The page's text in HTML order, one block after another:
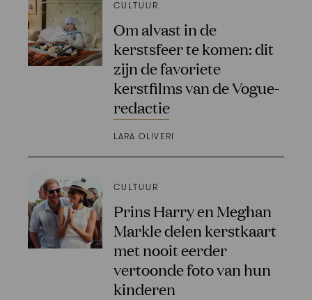
CULTUUR
Om alvast in de
kerstsfeer te komen: dit
zijn de favoriete
kerstfilms van de Vogue-
redactie
LARA OLIVERI
CULTUUR
Prins Harry en Meghan
Markle delen kerstkaart
met nooit eerder
vertoonde foto van hun
kinderen